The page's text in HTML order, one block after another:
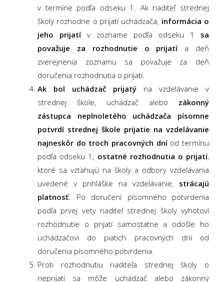
v termíne podľa odseku 1. Ak riaditeľ strednej
školy rozhodne o prijatí uchádzača, informácia o
jeho prijatív zozname podľa odseku 1 sa
považuje za rozhodnutie o prijatía deň
zverejnenia zoznamu sa považuje za deň
doručenia rozhodnutia o prijatí.
Ak bol uchádzač prijatý na vzdelávanie v
strednej škole, uchádzač alebo zákonný
zástupca neplnoletého uchádzača písomne
potvrdí strednej škole prijatie na vzdelávanie
najneskôr do troch pracovných dníod termínu
podľa odseku 1; ostatné rozhodnutia o prijatí,
ktoré sa vzťahujú na školy a odbory vzdelávania
uvedené v prihláške na vzdelávanie, strácajú
platnosť. Po doručení písomného potvrdenia
podľa prvej vety riaditeľ strednej školy vyhotoví
rozhodnutie o prijatí samostatne a odošle ho
uchádzačovi do piatich pracovných dní od
doručenia písomného potvrdenia.
Proti rozhodnutiu riaditeľa strednej školy o
neprijatí sa môže uchádzač alebo zákonný